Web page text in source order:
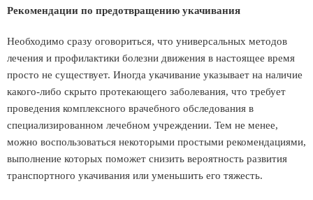
Рекомендации по предотвращению укачивания
Необходимо сразу оговориться, что универсальных методов
лечения и профилактики болезни движения в настоящее время
просто не существует. Иногда укачивание указывает на наличие
какого-либо скрыто протекающего заболевания, что требует
проведения комплексного врачебного обследования в
специализированном лечебном учреждении. Тем не менее,
можно воспользоваться некоторыми простыми рекомендациями,
выполнение которых поможет снизить вероятность развития
транспортного укачивания или уменьшить его тяжесть.